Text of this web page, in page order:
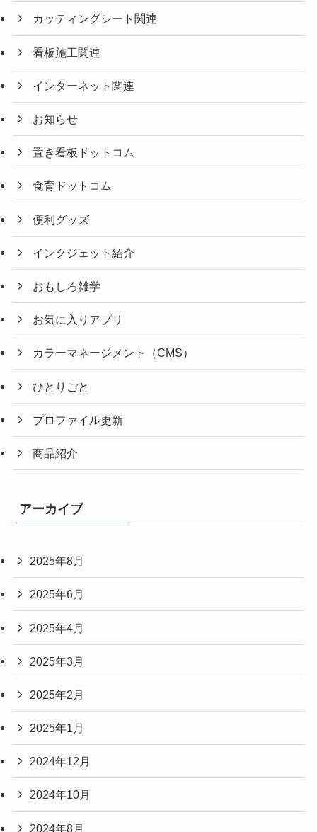
カッティングシート関連
看板施工関連
インターネット関連
お知らせ
置き看板ドットコム
食育ドットコム
便利グッズ
インクジェット紹介
おもしろ雑学
お気に入りアプリ
カラーマネージメント（CMS）
ひとりごと
プロファイル更新
商品紹介
アーカイブ
2025年8月
2025年6月
2025年4月
2025年3月
2025年2月
2025年1月
2024年12月
2024年10月
2024年8月